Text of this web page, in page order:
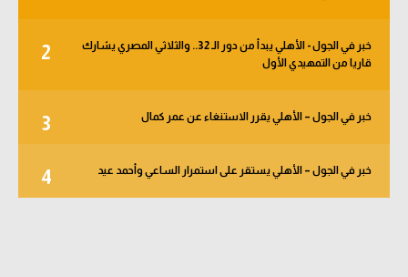
2
خبر في الجول - الأهلي يبدأ من دور الـ 32.. والثلاثي المصري يشارك
قاريا من التمهيدي الأول
3 خبر في الجول – الأهلي يقرر الاستنغاء عن عمر كمال
4 خبر في الجول – الأهلي يستقر على استمرار الساعي وأحمد عيد